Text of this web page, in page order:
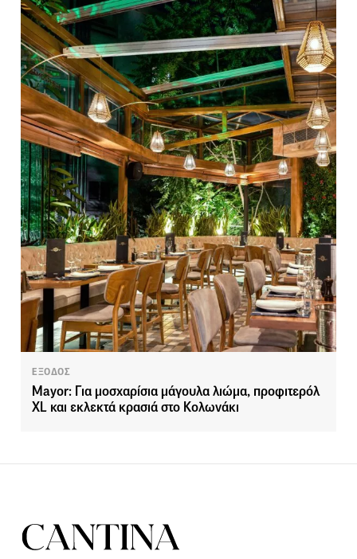
ΕΞΟΔΟΣ
Mayor: Για μοσχαρίσια μάγουλα λιώμα, προφιτερόλ
XL και εκλεκτά κρασιά στο Κολωνάκι